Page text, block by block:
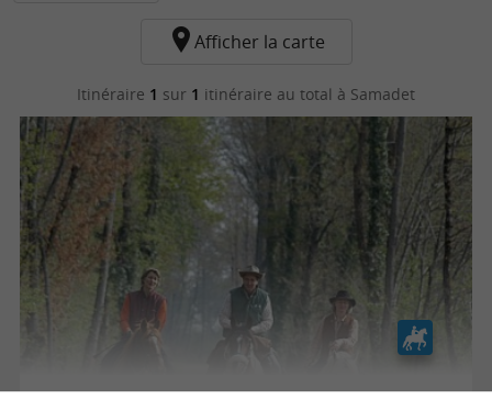
Afficher la carte
Itinéraire 1 sur 1 itinéraire au total à Samadet